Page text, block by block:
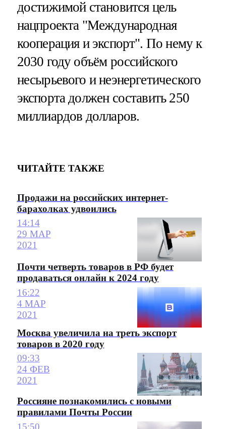
достижимой становится цель
нацпроекта "Международная
кооперация и экспорт". По нему к
2030 году объём российского
несырьевого и неэнергетического
экспорта должен составить 250
миллиардов долларов.
ЧИТАЙТЕ ТАКЖЕ
Продажи на российских интернет-
барахолках удвоились
14:14
29 МАР
2021
Почти четверть товаров в РФ будет
продаваться онлайн к 2024 году
16:22
4 МАР
2021
Москва увеличила на треть экспорт
товаров в 2020 году
09:33
24 ФЕВ
2021
Россияне познакомились с новыми
правилами Почты России
15:50